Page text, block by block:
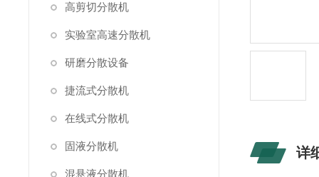
高剪切分散机
实验室高速分散机
研磨分散设备
捷流式分散机
在线式分散机
固液分散机
混悬液分散机
详